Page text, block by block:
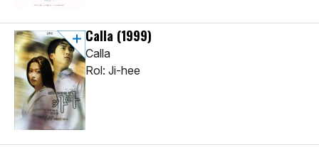
Calla (1999)
Calla
Rol: Ji-hee